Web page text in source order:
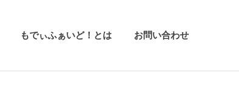
もでぃふぁいど！とは お問い合わせ